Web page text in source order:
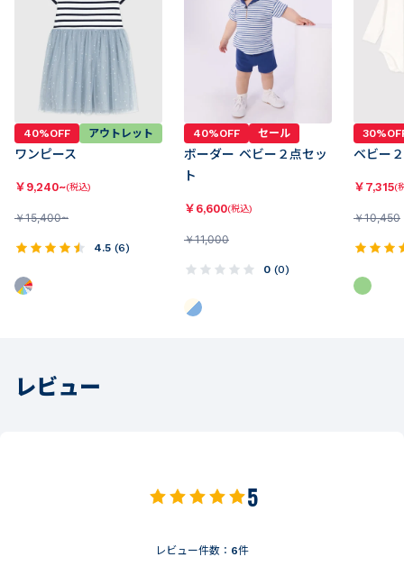
40%OFF アウトレット
ワンピース
￥ 9,240~(税込)
￥15,400~
4.5 (6)
40%OFF セール
ボーダー ベビー２点セッ
ト
￥ 6,600(税込)
￥11,000
0 (0)
ベビー
￥ 7,315(
￥10,450
レビュー
5
レビュー件数： 6件